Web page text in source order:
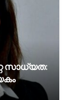
സാധ്യത: